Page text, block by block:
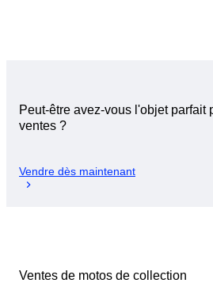
Peut-être avez-vous l'objet parfait
ventes ?
Vendre dès maintenant
Ventes de motos de collection